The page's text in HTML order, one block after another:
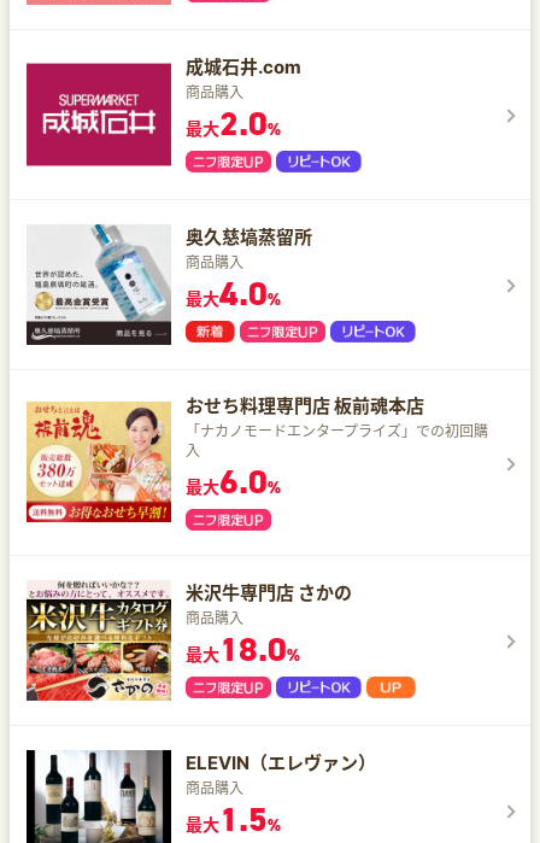
成城石井.com
商品購入
最大2.0%
奥久慈塙蒸留所
商品購入
最大4.0%
おせち料理専門店 板前魂本店
「ナカノモードエンタープライズ」での初回購
入
最大6.0%
米沢牛専門店 さかの
商品購入
最大18.0%
ELEVIN（エレヴァン）
商品購入
最大1.5%